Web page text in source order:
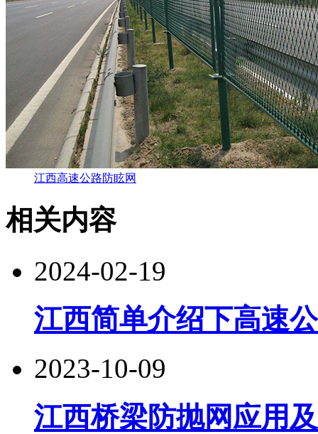
江西高速公路防眩网
相关内容
2024-02-19
江西简单介绍下高速
2023-10-09
江西桥梁防抛网应用